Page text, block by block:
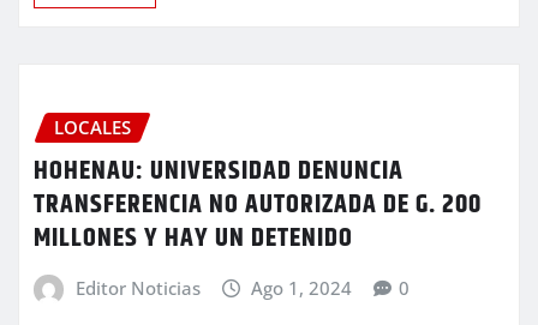
LOCALES
HOHENAU: UNIVERSIDAD DENUNCIA
TRANSFERENCIA NO AUTORIZADA DE G. 200
MILLONES Y HAY UN DETENIDO
Editor Noticias Ago 1, 2024 0